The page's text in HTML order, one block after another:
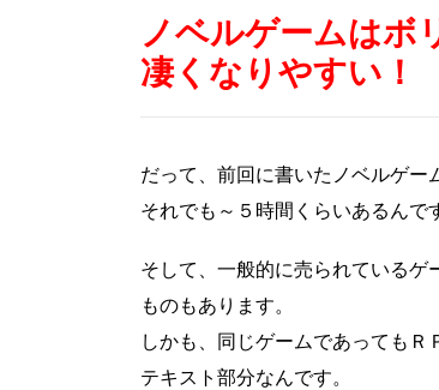
ノベルゲームはボ
凄くなりやすい！
だって、前回に書いたノベルゲー
それでも～５時間くらいあるんで
そして、一般的に売られているゲ
ものもあります。
しかも、同じゲームであっても
テキスト部分なんです。